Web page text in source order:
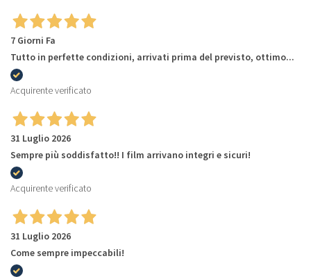
7 Giorni Fa
Tutto in perfette condizioni, arrivati prima del previsto, ottimo...
Acquirente verificato
31 Luglio 2026
Sempre più soddisfatto!! I film arrivano integri e sicuri!
Acquirente verificato
31 Luglio 2026
Come sempre impeccabili!